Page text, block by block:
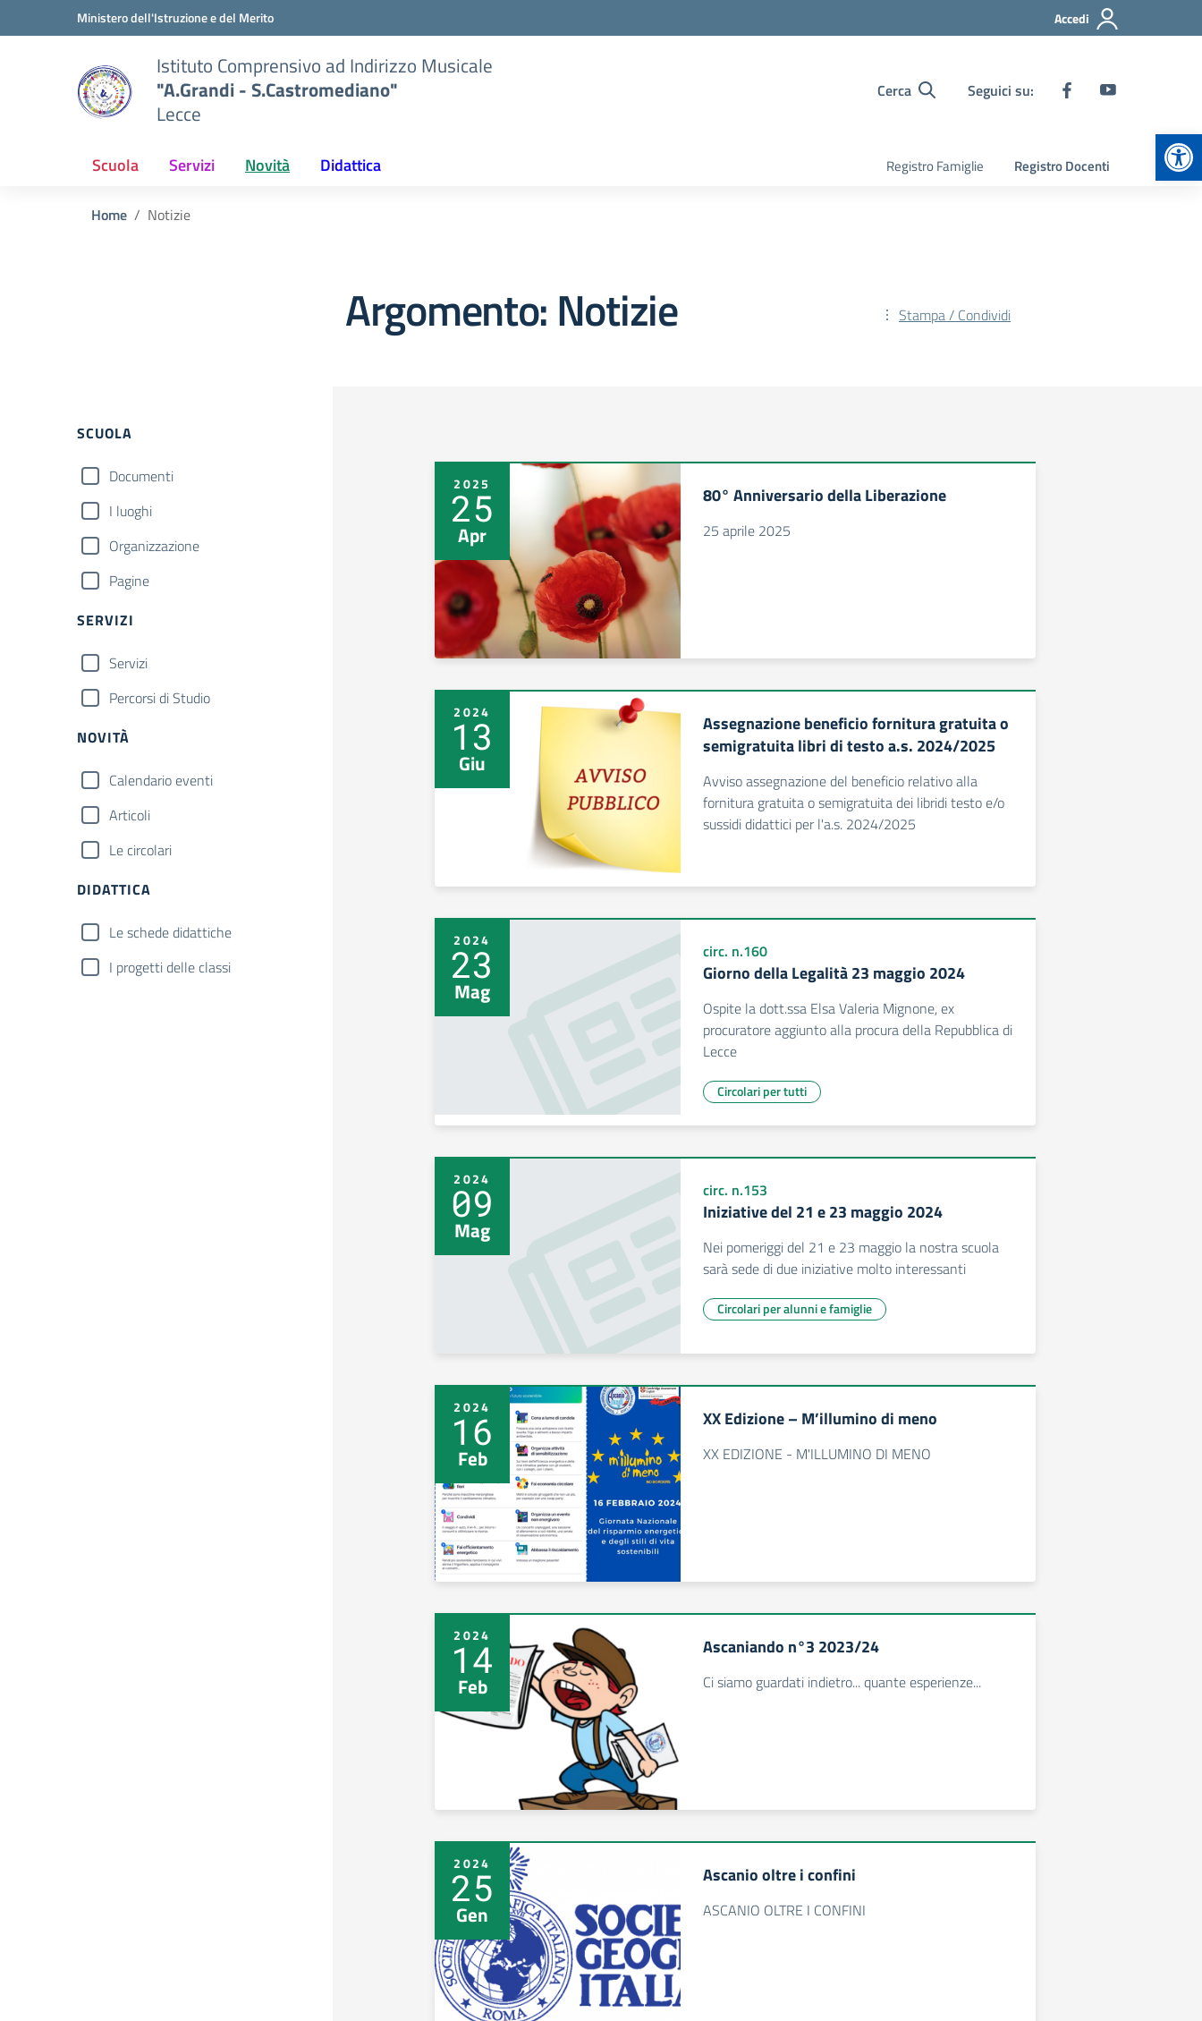
Vai ai contenuti
Vai al menu di navigazioneMinistero dell'Istruzione e del Merito Accedi
Istituto Comprensivo ad Indirizzo Musicale
"A.Grandi - S.Castromediano"
Lecce
Cerca Seguici su:
Scuola Servizi Novità Didattica Registro Famiglie Registro Docenti
Home Notizie
Argomento: Notizie Stampa / Condividi
Filtri
SCUOLA
Documenti
I luoghi
Organizzazione
Pagine
SERVIZI
Servizi
Percorsi di Studio
NOVITÀ
Calendario eventi
Articoli
Le circolari
DIDATTICA
Le schede didattiche
I progetti delle classi
2025
25
Apr
80° Anniversario della Liberazione
25 aprile 2025
2024
13
Giu
Assegnazione beneficio fornitura gratuita o
semigratuita libri di testo a.s. 2024/2025
Avviso assegnazione del beneficio relativo alla
fornitura gratuita o semigratuita dei libridi testo e/o
sussidi didattici per l'a.s. 2024/2025
2024
23
Mag
circ. n.160
Giorno della Legalità 23 maggio 2024
Ospite la dott.ssa Elsa Valeria Mignone, ex
procuratore aggiunto alla procura della Repubblica di
Lecce
Circolari per tutti
2024
09
Mag
circ. n.153
Iniziative del 21 e 23 maggio 2024
Nei pomeriggi del 21 e 23 maggio la nostra scuola
sarà sede di due iniziative molto interessanti
Circolari per alunni e famiglie
2024
16
Feb
XX Edizione – M’illumino di meno
XX EDIZIONE - M'ILLUMINO DI MENO
2024
14
Feb
Ascaniando n°3 2023/24
Ci siamo guardati indietro... quante esperienze...
2024
25
Gen
Ascanio oltre i confini
ASCANIO OLTRE I CONFINI